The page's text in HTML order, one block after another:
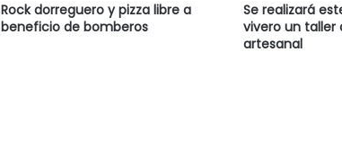
Rock dorreguero y pizza libre a
beneficio de bomberos
Se realizará
vivero un taller
artesanal